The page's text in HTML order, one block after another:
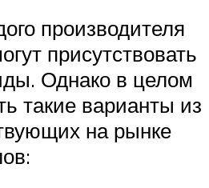
производителя
присутствовать
Однако в целом
такие варианты из
на рынке